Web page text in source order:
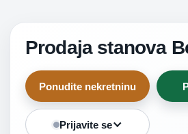
Prodaja stanova
Ponudite nekretninu
Prijavite se